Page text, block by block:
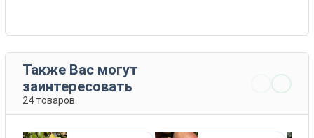
Также Вас могут
заинтересовать
24 товаров